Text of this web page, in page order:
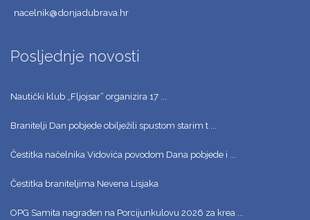
nacelnik@donjadubrava.hr
Posljednje novosti
Nautički klub „Fljojsar“ organizira 17 ...
Branitelji Dan pobjede obilježili spustom starim t ...
Čestitka načelnika Vidovića povodom Dana pobjede i ...
Čestitka braniteljima Nevena Lisjaka
OPG Samita nagrađen na Porcijunkulovu 2026 za krea ...